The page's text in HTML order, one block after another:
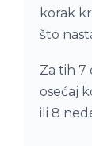
korak
što
Za tih 7
osećaj
ili 8